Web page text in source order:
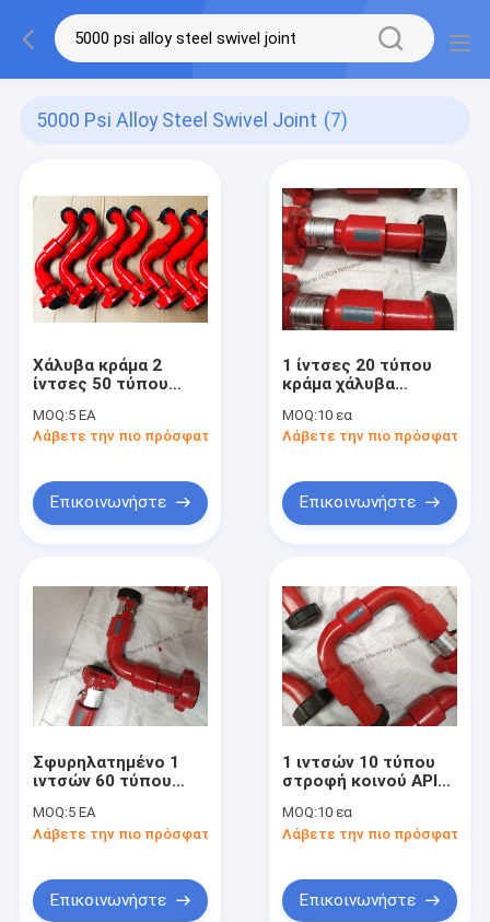
5000 Psi Alloy Steel Swivel Joint (7)
Χάλυβα κράμα 2
ίντσες 50 τύπου
εργασίας 5000 PSI
API 16C πρότυπο για
πετρελαίου
MOQ:5 ΕΑ
Λάβετε την πιο πρόσφατη τιμή
Επικοινωνήστε
1 ίντσες 20 τύπου
κράμα χάλυβα
στροφικό αρθρό API
16C για γεωτρήσεις
πεδίων
MOQ:10 εα
Λάβετε την πιο πρόσφατη
Επικοινωνήστε
Σφυρηλατημένο 1
ιντσών 60 τύπου
στροφή κοινή πίεση
εργασίας 5000 PSI
σφυρηλατημένη για
την γεωτρήσεις
MOQ:5 ΕΑ
Λάβετε την πιο πρόσφατη τιμή
Επικοινωνήστε
1 ιντσών 10 τύπου
στροφή κοινού API
5000 PSI Για
γεωτρήσεις
MOQ:10 εα
Λάβετε την πιο πρόσφατη
Επικοινωνήστε